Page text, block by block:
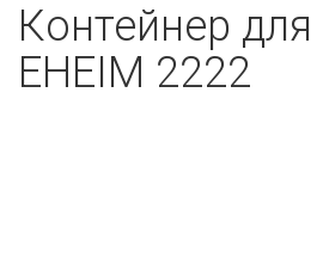
Контейнер
EHEIM 2222